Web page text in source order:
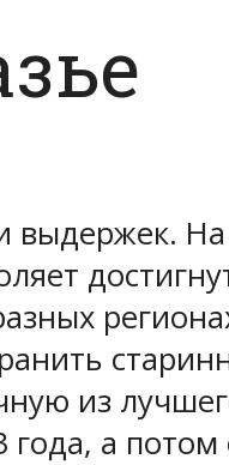
выдержек.
из
года, а